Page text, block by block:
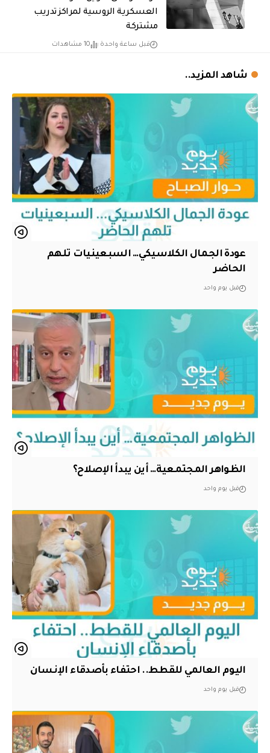
العسكرية الروسية لمراكز تدريب
مشتركة
قبل ساعة واحدة 10 مشاهدات
شاهد المزيد..
عودة الجمال الكلاسيكي… السبعينيات تلهم
الحاضر
قبل يوم واحد
الظواهر المجتمعية… أين يبدأ الإصلاح؟
قبل يوم واحد
اليوم العالمي للقطط.. احتفاء بأصدقاء الإنسان
قبل يوم واحد